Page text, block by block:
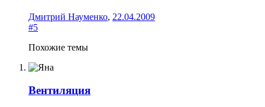
Дмитрий Науменко, 22.04.2009
#5
Похожие темы
Вентиляция